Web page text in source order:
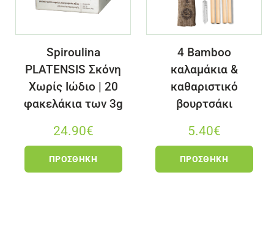
Spiroulina
PLATENSIS Σκόνη
Χωρίς Ιώδιο | 20
φακελάκια των 3g
24.90€
ΠΡΟΣΘΉΚΗ
4 Bamboo
καλαμάκια &
καθαριστικό
βουρτσάκι
5.40€
ΠΡΟΣΘΉΚΗ